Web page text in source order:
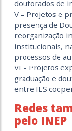
doutorados de
V – Projetos e
presença de
reorganização
institucionais,
processos de
VI – Projetos
graduação e
entre IES
Redes
pelo INEP